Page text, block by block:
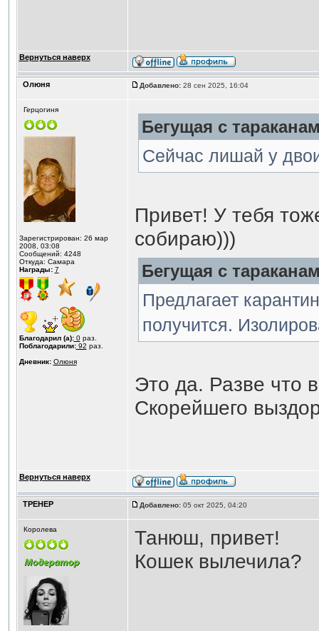
Вернуться наверх
Олюня Добавлено:28 сен 2025, 16:04
Герцогиня
Зарегистрирован: 26 мар
2008, 03:08
Сообщений: 4248
Откуда: Самара
Награды: 7
Благодарил (а):0раз.
Поблагодарили:92 раз.
Дневник: Олюня
Бегущая с
Сейчас лишай у
Привет! У тебя
собираю)))
Бегущая с
Предлагает
получится.
Это да. Разве что
Скорейшего
Вернуться наверх
ТРЕНЕР Добавлено:05 окт 2025, 04:20
Королева
Танюш, привет!
Кошек вылечила?